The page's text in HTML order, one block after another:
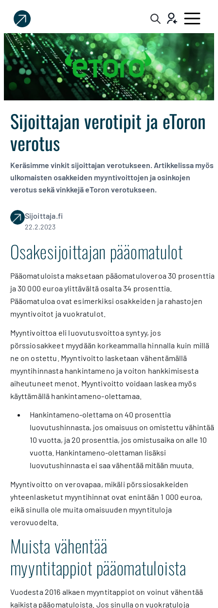
Sijoittaja.fi
Tee
parempia
sijoituspäätöksiä
Sijoittajan verotipit ja eToron
verotus
Keräsimme vinkit sijoittajan verotukseen. Artikkelissa myös
ulkomaisten osakkeiden myyntivoittojen ja osinkojen
verotus sekä vinkkejä eToron verotukseen.
Sijoittaja.fi
22.2.2023
Osakesijoittajan pääomatulot
Pääomatuloista maksetaan pääomatuloveroa 30 prosenttia
ja 30 000 euroa ylittävältä osalta 34 prosenttia.
Pääomatuloa ovat esimerkiksi osakkeiden ja rahastojen
myyntivoitot ja vuokratulot.
Myyntivoittoa eli luovutusvoittoa syntyy, jos
pörssiosakkeet myydään korkeammalla hinnalla kuin millä
ne on ostettu. Myyntivoitto lasketaan vähentämällä
myyntihinnasta hankintameno ja voiton hankkimisesta
aiheutuneet menot. Myyntivoitto voidaan laskea myös
käyttämällä hankintameno-olettamaa.
Hankintameno-olettama on 40 prosenttia
luovutushinnasta, jos omaisuus on omistettu vähintään
10 vuotta, ja 20 prosenttia, jos omistusaika on alle 10
vuotta. Hankintameno-olettaman lisäksi
luovutushinnasta ei saa vähentää mitään muuta.
Myyntivoitto on verovapaa, mikäli pörssiosakkeiden
yhteenlasketut myyntihinnat ovat enintään 1 000 euroa,
eikä sinulla ole muita omaisuuden myyntituloja
verovuodelta.
Muista vähentää
myyntitappiot pääomatuloista
Vuodesta 2016 alkaen myyntitappiot on voinut vähentää
kaikista pääomatuloista. Jos sinulla on vuokratuloja